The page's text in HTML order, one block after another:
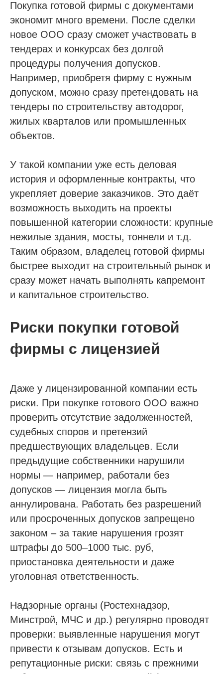
Покупка готовой фирмы с документами
экономит много времени. После сделки
новое ООО сразу сможет участвовать в
тендерах и конкурсах без долгой
процедуры получения допусков.
Например, приобретя фирму с нужным
допуском, можно сразу претендовать на
тендеры по строительству автодорог,
жилых кварталов или промышленных
объектов.
У такой компании уже есть деловая
история и оформленные контракты, что
укрепляет доверие заказчиков. Это даёт
возможность выходить на проекты
повышенной категории сложности: крупные
нежилые здания, мосты, тоннели и т.д.
Таким образом, владелец готовой фирмы
быстрее выходит на строительный рынок и
сразу может начать выполнять капремонт
и капитальное строительство.
Риски покупки готовой
фирмы с лицензией
Даже у лицензированной компании есть
риски. При покупке готового ООО важно
проверить отсутствие задолженностей,
судебных споров и претензий
предшествующих владельцев. Если
предыдущие собственники нарушили
нормы — например, работали без
допусков — лицензия могла быть
аннулирована. Работать без разрешений
или просроченных допусков запрещено
законом – за такие нарушения грозят
штрафы до 500–1000 тыс. руб,
приостановка деятельности и даже
уголовная ответственность.
Надзорные органы (Ростехнадзор,
Минстрой, МЧС и др.) регулярно проводят
проверки: выявленные нарушения могут
привести к отзывам допусков. Есть и
репутационные риски: связь с прежними